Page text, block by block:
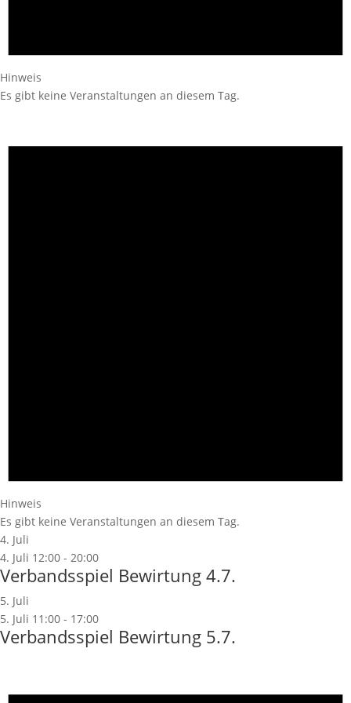
Hinweis
Es gibt keine Veranstaltungen an diesem Tag.
Hinweis
Es gibt keine Veranstaltungen an diesem Tag.
4. Juli
4. Juli 12:00 - 20:00
Verbandsspiel Bewirtung 4.7.
5. Juli
5. Juli 11:00 - 17:00
Verbandsspiel Bewirtung 5.7.